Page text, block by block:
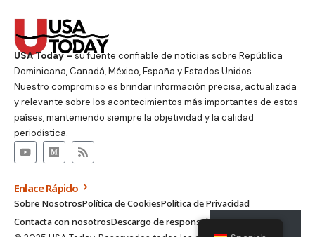
USA Today –su fuente confiable de noticias sobre República
Dominicana, Canadá, México, España y Estados Unidos.
Nuestro compromiso es brindar información precisa, actualizada
y relevante sobre los acontecimientos más importantes de estos
países, manteniendo siempre la objetividad y la calidad
periodística.
Enlace Rápido
Sobre NosotrosPolítica de CookiesPolítica de Privacidad
Contacta con nosotrosDescargo de responsabilidad